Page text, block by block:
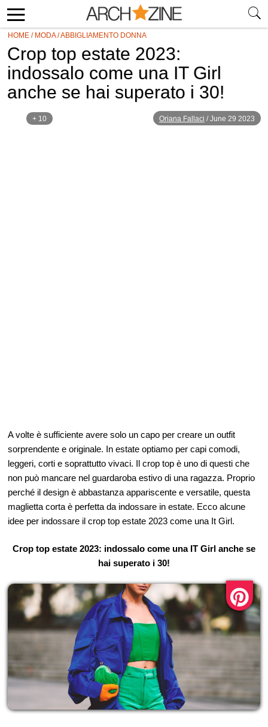
HOME / MODA/ABBIGLIAMENTO DONNA
Crop top estate 2023:
indossalo come una IT Girl
anche se hai superato i 30!
+ 10 Oriana Fallaci /June 29 2023
A volte è sufficiente avere solo un capo per creare un outfit
sorprendente e originale. In estate optiamo per capi comodi,
leggeri, corti e soprattutto vivaci. Il crop top è uno di questi che
non può mancare nel guardaroba estivo di una ragazza. Proprio
perché il design è abbastanza appariscente e versatile, questa
maglietta corta è perfetta da indossare in estate. Ecco alcune
idee per indossare il crop top estate 2023 come una It Girl.
Crop top estate 2023: indossalo come una IT Girl anche se
hai superato i 30!